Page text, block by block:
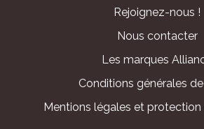
Rejoignez-nous !
Nous contacter
Les marques
Conditions générales
Mentions légales et protection